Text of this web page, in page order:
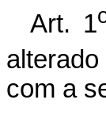
Art. 1
com a